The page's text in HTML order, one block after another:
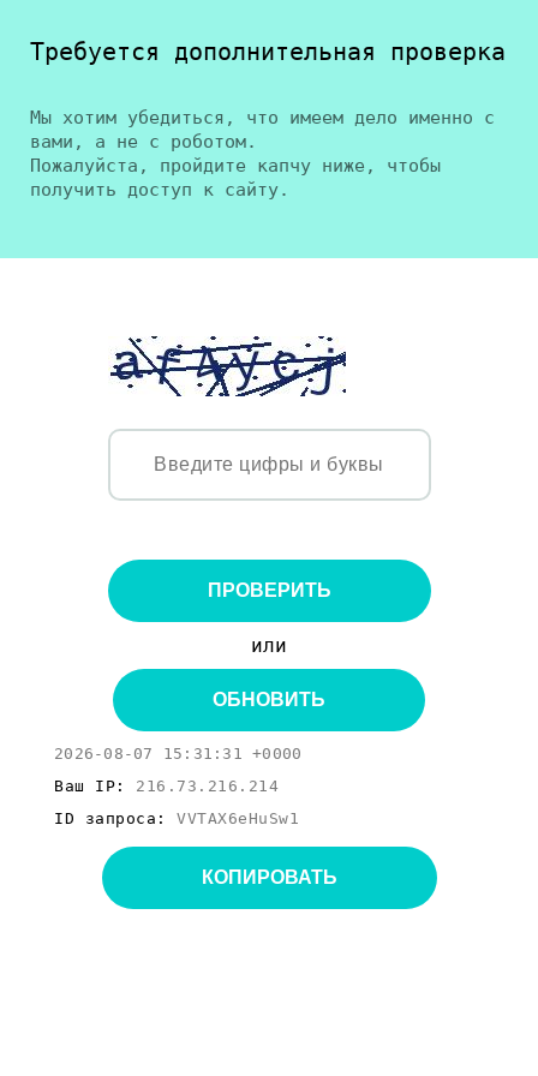
Требуется дополнительная проверка
Мы хотим убедиться, что имеем дело именно с
вами, а не с роботом.
Пожалуйста, пройдите капчу ниже, чтобы
получить доступ к сайту.
ПРОВЕРИТЬ
или
ОБНОВИТЬ
2026-08-07 15:31:31 +0000
Ваш IP: 216.73.216.214
ID запроса: VVTAX6eHuSw1
КОПИРОВАТЬ